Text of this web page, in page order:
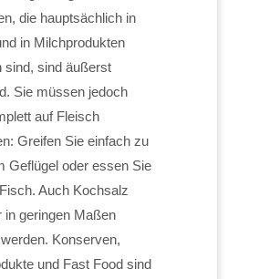
die hauptsächlich in
in Milchprodukten
sind, sind äußerst
Sie müssen jedoch
auf Fleisch
Greifen Sie einfach zu
Geflügel oder essen Sie
Auch Kochsalz
in geringen Maßen
Konserven,
und Fast Food sind